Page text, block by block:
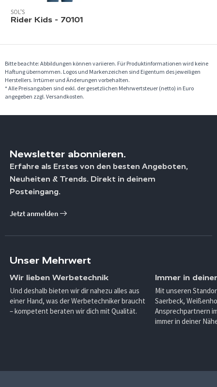
SOL'S
Rider Kids - 70101
Bitte beachte: Abbildungen können variieren. Für Produktinformationen wird keine
Haftung übernommen. Logos und Markenzeichen sind Eigentum des jeweiligen
Herstellers. Irrtümer und Änderungen vorbehalten.
* Alle Preisangaben sind exkl. der gesetzlichen Mehrwertsteuer (netto) in Euro
angegeben zzgl. Versandkosten.
Newsletter abonnieren.
Erfahre als Erstes von den besten Angeboten,
Neuheiten & Trends. Direkt in deinem
Posteingang.
Jetzt anmelden
Unser Mehrwert
Wir lieben Werbetechnik
Und deshalb bieten wir dir nahezu alles aus
einer Hand, was der Werbetechniker braucht
– kompetent beraten wir dich mit Qualität.
Immer in
Mit unseren
Saerbeck,
Ansprechpartnern
immer in deiner